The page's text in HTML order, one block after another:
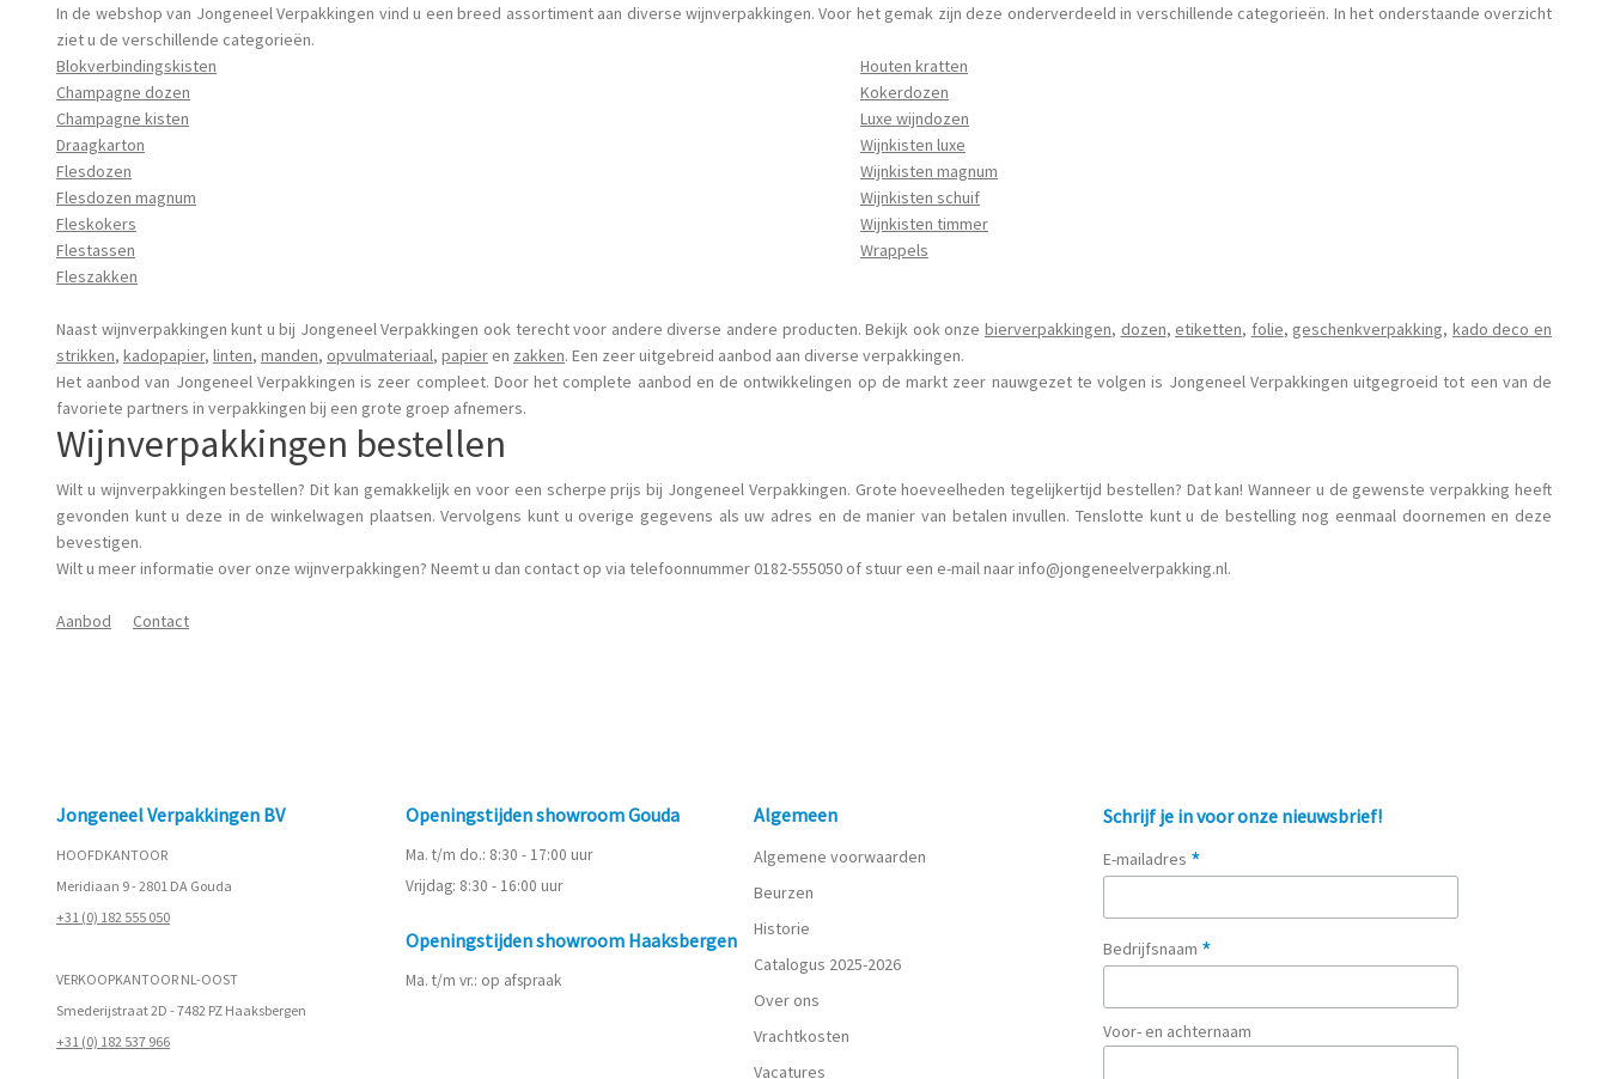
In de webshop van Jongeneel Verpakkingen vind u een breed assortiment aan diverse wijnverpakkingen. Voor het gemak zijn deze onderverdeeld in verschillende categorieën. In het onderstaande overzicht
ziet u de verschillende categorieën.
Blokverbindingskisten
Houten kratten
Champagne dozen
Kokerdozen
Champagne kisten
Luxe wijndozen
Draagkarton
Wijnkisten luxe
Flesdozen
Wijnkisten magnum
Flesdozen magnum
Wijnkisten schuif
Fleskokers
Wijnkisten timmer
Flestassen
Wrappels
Fleszakken
Naast wijnverpakkingen kunt u bij Jongeneel Verpakkingen ook terecht voor andere diverse andere producten. Bekijk ook onze bierverpakkingen, dozen, etiketten, folie, geschenkverpakking, kado deco en
strikken, kadopapier, linten, manden, opvulmateriaal, papier en zakken. Een zeer uitgebreid aanbod aan diverse verpakkingen.
Het aanbod van Jongeneel Verpakkingen is zeer compleet. Door het complete aanbod en de ontwikkelingen op de markt zeer nauwgezet te volgen is Jongeneel Verpakkingen uitgegroeid tot een van de
favoriete partners in verpakkingen bij een grote groep afnemers.
Wijnverpakkingen bestellen
Wilt u wijnverpakkingen bestellen? Dit kan gemakkelijk en voor een scherpe prijs bij Jongeneel Verpakkingen. Grote hoeveelheden tegelijkertijd bestellen? Dat kan! Wanneer u de gewenste verpakking heeft
gevonden kunt u deze in de winkelwagen plaatsen. Vervolgens kunt u overige gegevens als uw adres en de manier van betalen invullen. Tenslotte kunt u de bestelling nog eenmaal doornemen en deze
bevestigen.
Wilt u meer informatie over onze wijnverpakkingen? Neemt u dan contact op via telefoonnummer 0182-555050 of stuur een e-mail naar info@jongeneelverpakking.nl.
Aanbod Contact
Jongeneel Verpakkingen BV
HOOFDKANTOOR
Meridiaan 9 - 2801 DA Gouda
+31 (0) 182 555 050
VERKOOPKANTOOR NL-OOST
Smederijstraat 2D - 7482 PZ Haaksbergen
+31 (0) 182 537 966
Openingstijden showroom Gouda
Ma. t/m do.: 8:30 - 17:00 uur
Vrijdag: 8:30 - 16:00 uur
Openingstijden showroom Haaksbergen
Ma. t/m vr.: op afspraak
Algemeen
Algemene voorwaarden
Beurzen
Historie
Catalogus 2025-2026
Over ons
Vrachtkosten
Vacatures
Schrijf je in voor onze nieuwsbrief!
E-mailadres *
Bedrijfsnaam *
Voor- en achternaam